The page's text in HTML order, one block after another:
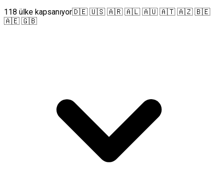
118 ülke kapsanıyor🇩🇪 🇺🇸 🇦🇷 🇦🇱 🇦🇺 🇦🇹 🇦🇿 🇧🇪
🇦🇪 🇬🇧